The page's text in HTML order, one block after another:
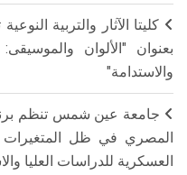
كليتا الآثار والتربية
بعنوان "الألوان
والاستدامة"
جامعة عين شمس تنظم
المصري في ظل المتغيرات
العسكرية للدراسات العليا